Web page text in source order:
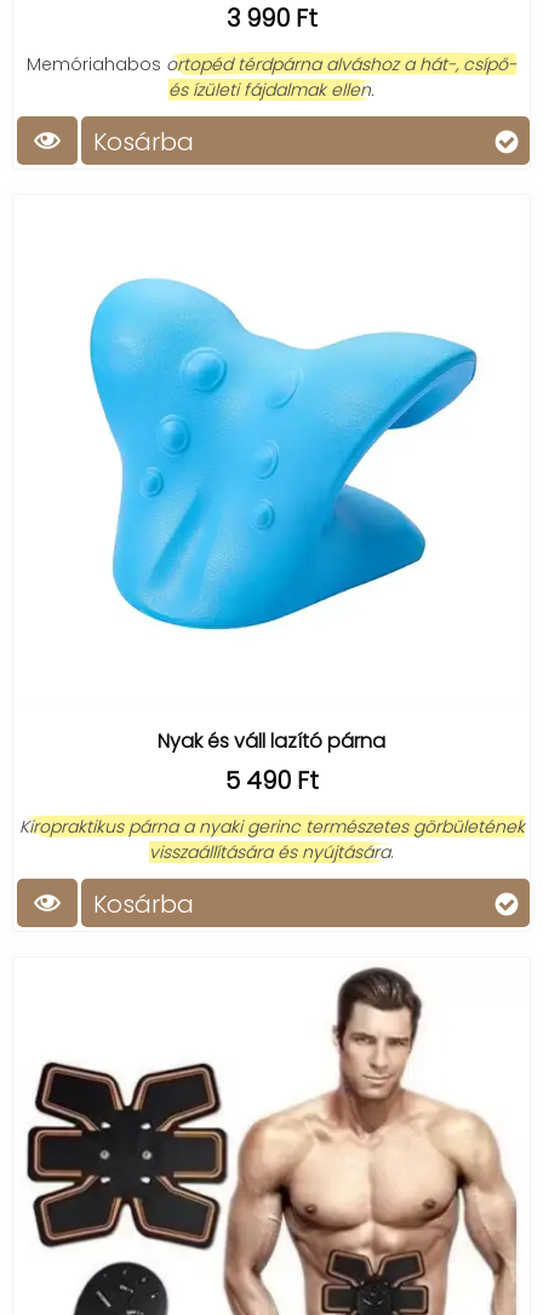
Shiatsu masszázspárnák:
és melegítő funkcióval.
Talpmasszírozók: a reflexzónás masszázs elvén
működnek, serkentve a véráramlást és az
energiakeringést a testben.
Masszázstípus:
technikát — rezgő, gyúró, ütögető vagy shiatsu.
Kényelem és anyagminőség:
a huzat legyen
puha és tartós, az eszköz kényelmesen
illeszkedjen testedhez.
Erősségszint és beállítások: állítható intenzitás
előnyös, ha különböző testrészeken használod.
Tápellátás: hálózati, akkumulátoros vagy USB-s
változatok közül választhatsz.
Hőfunkció: a melegítő funkció fokozza az izmok
ellazulását és a stresszoldást.
hatékonyan segít a pihenésben.
3 990 Ft
Memóriahabos ortopéd térdpárna alváshoz a hát-, csípő-
és ízületi fájdalmak ellen.
Kosárba
Nyak és váll lazító párna
5 490 Ft
Kiropraktikus párna a nyaki gerinc természetes görbületének
visszaállítására és nyújtására.
Kosárba